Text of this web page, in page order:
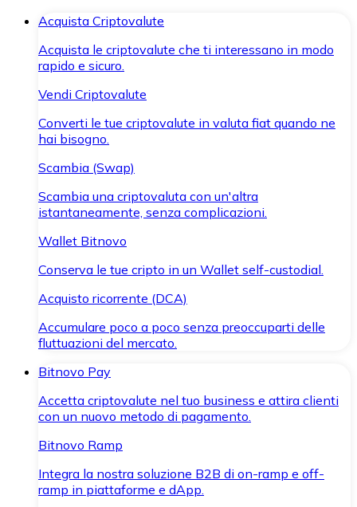
Acquista Criptovalute
Acquista le criptovalute che ti interessano in modo
rapido e sicuro.
Vendi Criptovalute
Converti le tue criptovalute in valuta fiat quando ne
hai bisogno.
Scambia (Swap)
Scambia una criptovaluta con un'altra
istantaneamente, senza complicazioni.
Wallet Bitnovo
Conserva le tue cripto in un Wallet self-custodial.
Acquisto ricorrente (DCA)
Accumulare poco a poco senza preoccuparti delle
fluttuazioni del mercato.
Bitnovo Pay
Accetta criptovalute nel tuo business e attira clienti
con un nuovo metodo di pagamento.
Bitnovo Ramp
Integra la nostra soluzione B2B di on-ramp e off-
ramp in piattaforme e dApp.